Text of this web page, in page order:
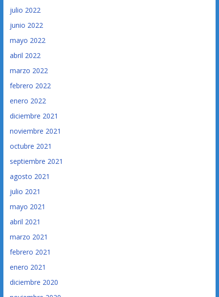
julio 2022
junio 2022
mayo 2022
abril 2022
marzo 2022
febrero 2022
enero 2022
diciembre 2021
noviembre 2021
octubre 2021
septiembre 2021
agosto 2021
julio 2021
mayo 2021
abril 2021
marzo 2021
febrero 2021
enero 2021
diciembre 2020